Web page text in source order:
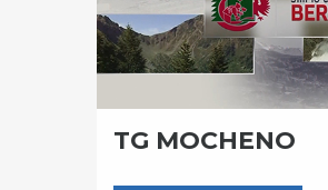
TG MOCHENO